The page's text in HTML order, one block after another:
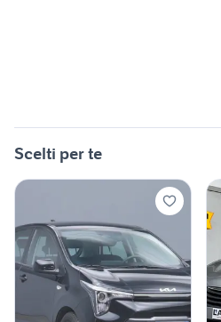
Scelti per te